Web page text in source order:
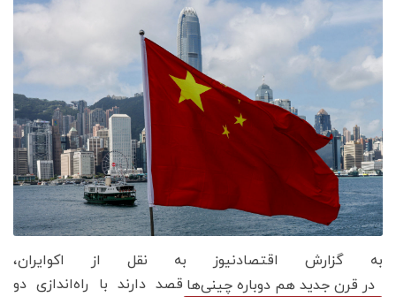
به گزارش اقتصادنیوز به نقل از اکوایران،
در قرن جدید هم دوباره چینی‌ها قصد دارند با راه‌اندازی دو